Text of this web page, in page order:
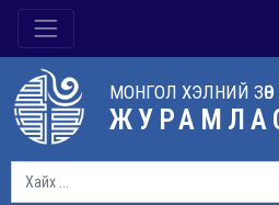
МОНГОЛ ХЭЛНИЙ